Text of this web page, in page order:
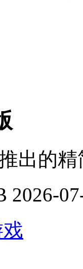
出的精
2026-